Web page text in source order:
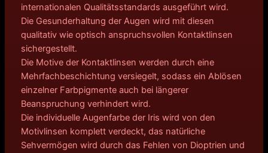
internationalen Qualitätsstandards ausgeführt wird.
Die Gesunderhaltung der Augen wird mit diesen
qualitativ wie optisch anspruchsvollen Kontaktlinsen
sichergestellt.
Die Motive der Kontaktlinsen werden durch eine
Mehrfachbeschichtung versiegelt, sodass ein Ablösen
einzelner Farbpigmente auch bei längerer
Beanspruchung verhindert wird.
Die individuelle Augenfarbe der Iris wird von den
Motivlinsen komplett verdeckt, das natürliche
Sehvermögen wird durch das Fehlen von Dioptrien und